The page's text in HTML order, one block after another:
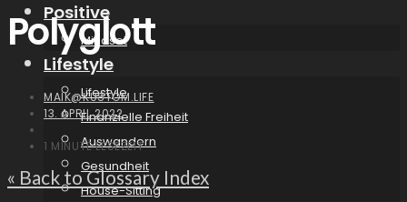
Positive
Mindset
Lifestyle
Lifestyle
Finanzielle Freiheit
Auswandern
Gesundheit
House-Sitting
Polyglott
MAIK@KUSTOM.LIFE
13. APRIL 2022
1 MINUTE LESEZEIT
« Back to Glossary Index